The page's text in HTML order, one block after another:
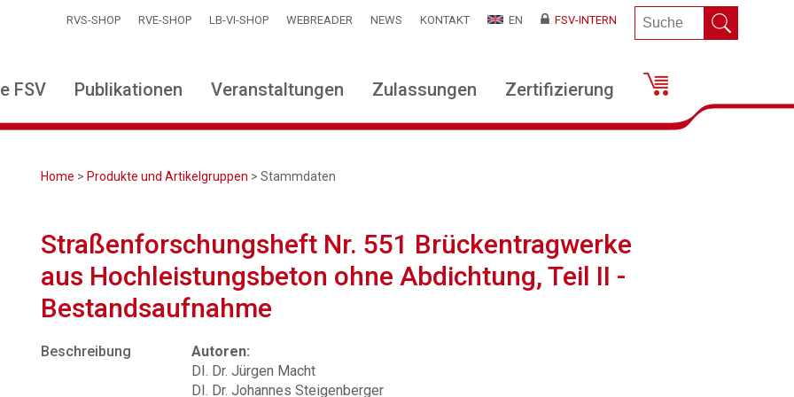
RVS-SHOP RVE-SHOP LB-VI-SHOP WEBREADER NEWS KONTAKT EN FSV-INTERN
FSV Publikationen Veranstaltungen Zulassungen Zertifizierung
Home > Produkte und Artikelgruppen > Stammdaten
Straßenforschungsheft Nr. 551 Brückentragwerke
aus Hochleistungsbeton ohne Abdichtung, Teil II -
Bestandsaufnahme
Beschreibung
Autoren:
DI. Dr. Jürgen Macht
DI. Dr. Johannes Steigenberger